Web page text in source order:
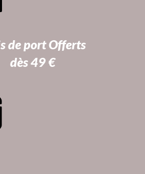
de port Offerts
dès 49 €